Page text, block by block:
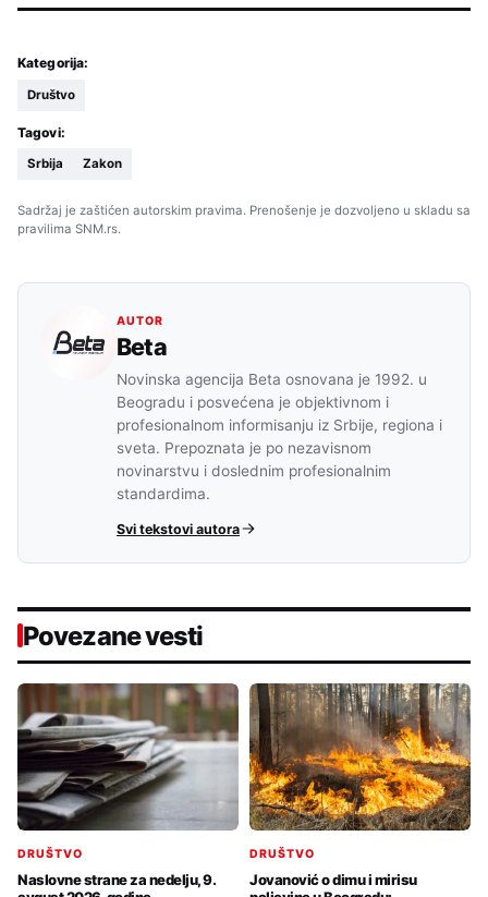
Kategorija:
Društvo
Tagovi:
Srbija Zakon
Sadržaj je zaštićen autorskim pravima. Prenošenje je dozvoljeno u skladu sa
pravilima SNM.rs.
AUTOR
Beta
Novinska agencija Beta osnovana je 1992. u
Beogradu i posvećena je objektivnom i
profesionalnom informisanju iz Srbije, regiona i
sveta. Prepoznata je po nezavisnom
novinarstvu i doslednim profesionalnim
standardima.
Svi tekstovi autora
Povezane vesti
DRUŠTVO
Naslovne strane za nedelju, 9.
DRUŠTVO
Jovanović o dimu i mirisu